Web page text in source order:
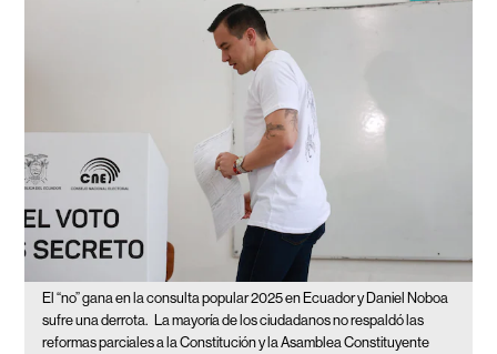
El “no” gana en la consulta popular 2025 en Ecuador y Daniel Noboa
sufre una derrota. La mayoría de los ciudadanos no respaldó las
reformas parciales a la Constitución y la Asamblea Constituyente